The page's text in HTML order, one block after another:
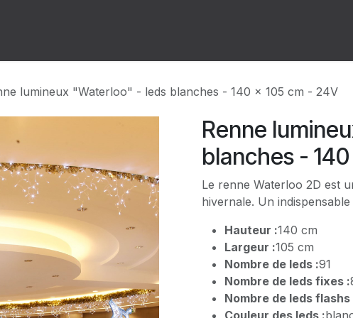
lumineux "Waterloo" - leds blanches - 140 x 105 cm - 24V
Renne
blanches -
Le renne Waterloo 2D est
hivernale. Un
Hauteur :140 cm
Largeur :105 cm
Nombre de leds :91
Nombre de leds fixes :
Nombre de leds flashs
Couleur des leds :